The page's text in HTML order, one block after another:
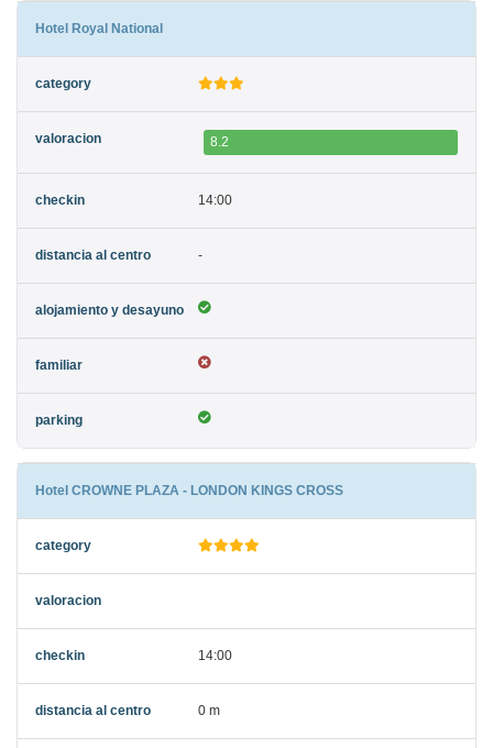
Hotel Royal National
8.2
14:00
-
Hotel CROWNE PLAZA - LONDON KINGS CROSS
14:00
0 m